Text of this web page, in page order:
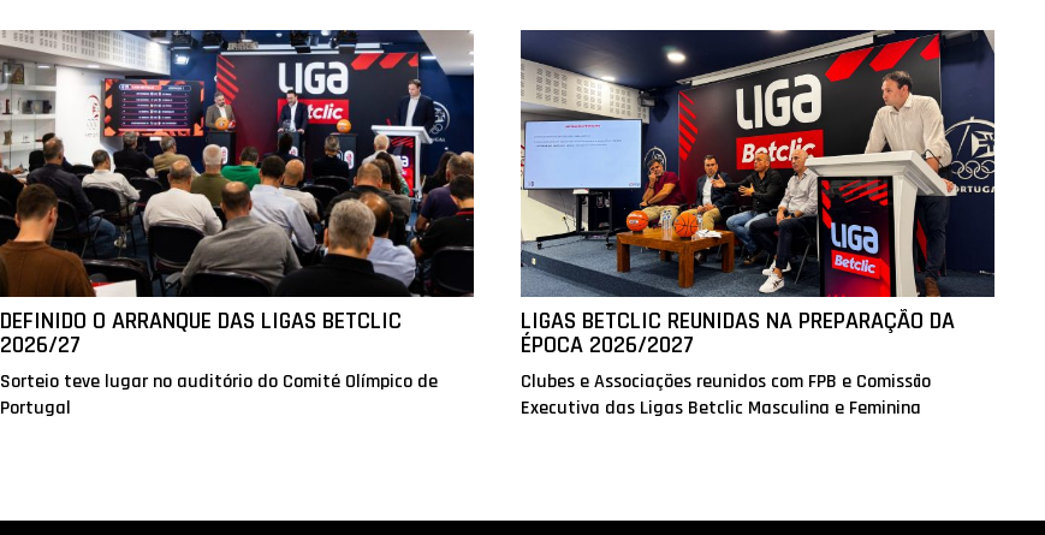
DEFINIDO O ARRANQUE DAS LIGAS BETCLIC
2026/27
Sorteio teve lugar no auditório do Comité Olímpico de
Portugal
LIGAS BETCLIC REUNIDAS NA PREPARAÇÃO DA
ÉPOCA 2026/2027
Clubes e Associações reunidos com FPB e Comissão
Executiva das Ligas Betclic Masculina e Feminina